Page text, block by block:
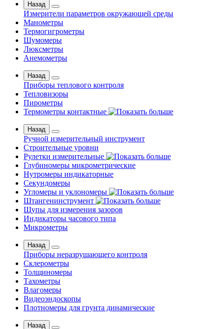
Назад
Измерители параметров окружающей среды
Манометры
Термогигрометры
Шумомеры
Люксметры
Анемометры
Назад
Приборы теплового контроля
Тепловизоры
Пирометры
Термометры контактные
Назад
Ручной измерительный инструмент
Строительные уровни
Рулетки измерительные
Глубиномеры микрометрические
Нутромеры индикаторные
Секундомеры
Угломеры и уклономеры
Штангенинструмент
Щупы для измерения зазоров
Индикаторы часового типа
Микрометры
Назад
Приборы неразрушающего контроля
Склерометры
Толщиномеры
Тахометры
Влагомеры
Видеоэндоскопы
Плотномеры для грунта динамические
Назад